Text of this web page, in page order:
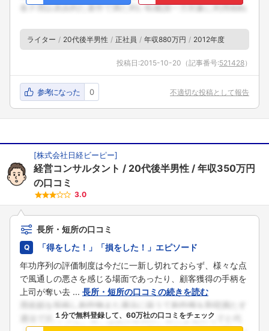
こちらの企業もフォローしませんか？
ライター 20代後半男性 正社員 年収880万円 2012年度
投稿日:2015-10-20 （記事番号:521428）
参考になった 0 不適切な投稿として報告
[株式会社日経ビーピー]
経営コンサルタント 20代後半男性
年収350万円
の口コミ
3.0
長所・短所の口コミ
「得をした！」「損をした！」エピソード
年功序列の評価制度は今だに一新し切れておらず、様々な点
で風通しの悪さを感じる場面であったり、顧客獲得の手柄を
上司が奪い去 ... 長所・短所の口コミの続きを読む
１分で無料登録して、60万社の口コミをチェック